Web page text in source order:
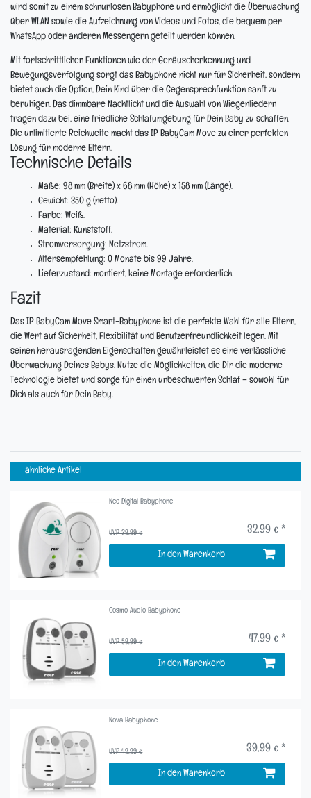
wird somit zu einem schnurlosen Babyphone und ermöglicht die Überwachung
über WLAN sowie die Aufzeichnung von Videos und Fotos, die bequem per
WhatsApp oder anderen Messengern geteilt werden können.
Mit fortschrittlichen Funktionen wie der Geräuscherkennung und
Bewegungsverfolgung sorgt das Babyphone nicht nur für Sicherheit, sondern
bietet auch die Option, Dein Kind über die Gegensprechfunktion sanft zu
beruhigen. Das dimmbare Nachtlicht und die Auswahl von Wiegenliedern
tragen dazu bei, eine friedliche Schlafumgebung für Dein Baby zu schaffen.
Die unlimitierte Reichweite macht das IP BabyCam Move zu einer perfekten
Lösung für moderne Eltern.
Technische Details
Maße: 98 mm (Breite) x 68 mm (Höhe) x 158 mm (Länge).
Gewicht: 350 g (netto).
Farbe: Weiß.
Material: Kunststoff.
Stromversorgung: Netzstrom.
Altersempfehlung: 0 Monate bis 99 Jahre.
Lieferzustand: montiert, keine Montage erforderlich.
Fazit
Das IP BabyCam Move Smart-Babyphone ist die perfekte Wahl für alle Eltern,
die Wert auf Sicherheit, Flexibilität und Benutzerfreundlichkeit legen. Mit
seinen herausragenden Eigenschaften gewährleistet es eine verlässliche
Überwachung Deines Babys. Nutze die Möglichkeiten, die Dir die moderne
Technologie bietet und sorge für einen unbeschwerten Schlaf – sowohl für
Dich als auch für Dein Baby.
ähnliche Artikel
Neo Digital Babyphone
UVP 39,99 € 32,99 € *
In den Warenkorb
Cosmo Audio Babyphone
UVP 59,99 € 47,99 € *
In den Warenkorb
Nova Babyphone
UVP 49,99 € 39,99 € *
In den Warenkorb